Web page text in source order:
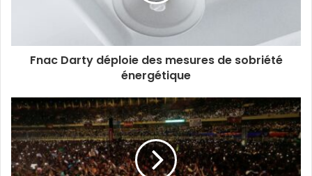
Fnac Darty déploie des mesures de sobriété
énergétique